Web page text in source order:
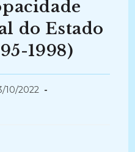
do Estado
1998)
10/2022